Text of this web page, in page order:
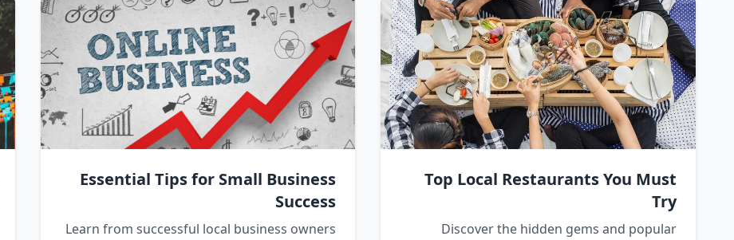
Top Local Restaurants You Must
Try
Discover the hidden gems and popular
Essential Tips for Small Business
Success
Learn from successful local business owners